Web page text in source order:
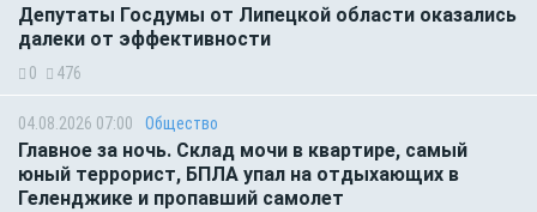
Депутаты Госдумы от Липецкой области оказались
далеки от эффективности
0 476
04.08.2026 07:00 Общество
Главное за ночь. Склад мочи в квартире, самый
юный террорист, БПЛА упал на отдыхающих в
Геленджике и пропавший самолет